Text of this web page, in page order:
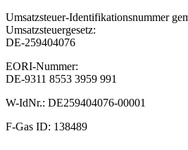
Umsatzsteuer-Identifikationsnummer
Umsatzsteuergesetz:
DE-259404076
EORI-Nummer:
DE-9311 8553 3959 991
W-IdNr.: DE259404076-00001
F-Gas ID: 138489